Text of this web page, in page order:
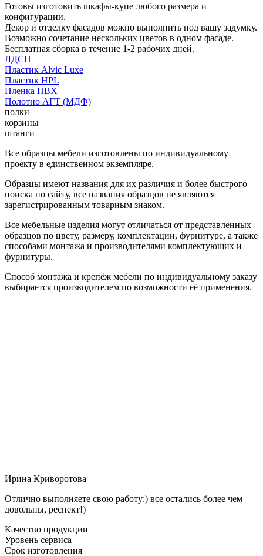
Готовы изготовить шкафы-купе любого размера и
конфигурации.
Декор и отделку фасадов можно выполнить под вашу задумку.
Возможно сочетание нескольких цветов в одном фасаде.
Бесплатная сборка в течение 1-2 рабочих дней.
ЛДСП
Пластик Alvic Luxe
Пластик HPL
Пленка ПВХ
Полотно АГТ (МДФ)
полки
корзины
штанги
Все образцы мебели изготовлены по индивидуальному
проекту в единственном экземпляре.
Образцы имеют названия для их различия и более быстрого
поиска по сайту, все названия образцов не являются
зарегистрированным товарным знаком.
Все мебельные изделия могут отличаться от представленных
образцов по цвету, размеру, комплектации, фурнитуре, а также
способами монтажа и производителями комплектующих и
фурнитуры.
Способ монтажа и крепёж мебели по индивидуальному заказу
выбирается производителем по возможности её применения.
Ирина Криворотова
Отлично выполняете свою работу:) все остались более чем
довольны, респект!)
Качество продукции
Уровень сервиса
Срок изготовления